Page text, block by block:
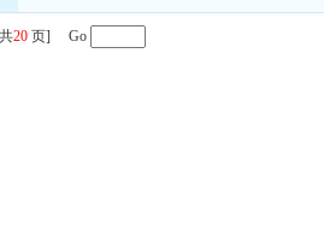
20 页] Go